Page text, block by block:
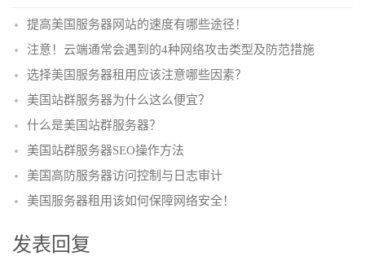
提高美国服务器网站的速度有哪些途径！
注意！云端通常会遇到的4种网络攻击类型及防范措施
选择美国服务器租用应该注意哪些因素？
美国站群服务器为什么这么便宜？
什么是美国站群服务器？
美国站群服务器SEO操作方法
美国高防服务器访问控制与日志审计
美国服务器租用该如何保障网络安全！
发表回复